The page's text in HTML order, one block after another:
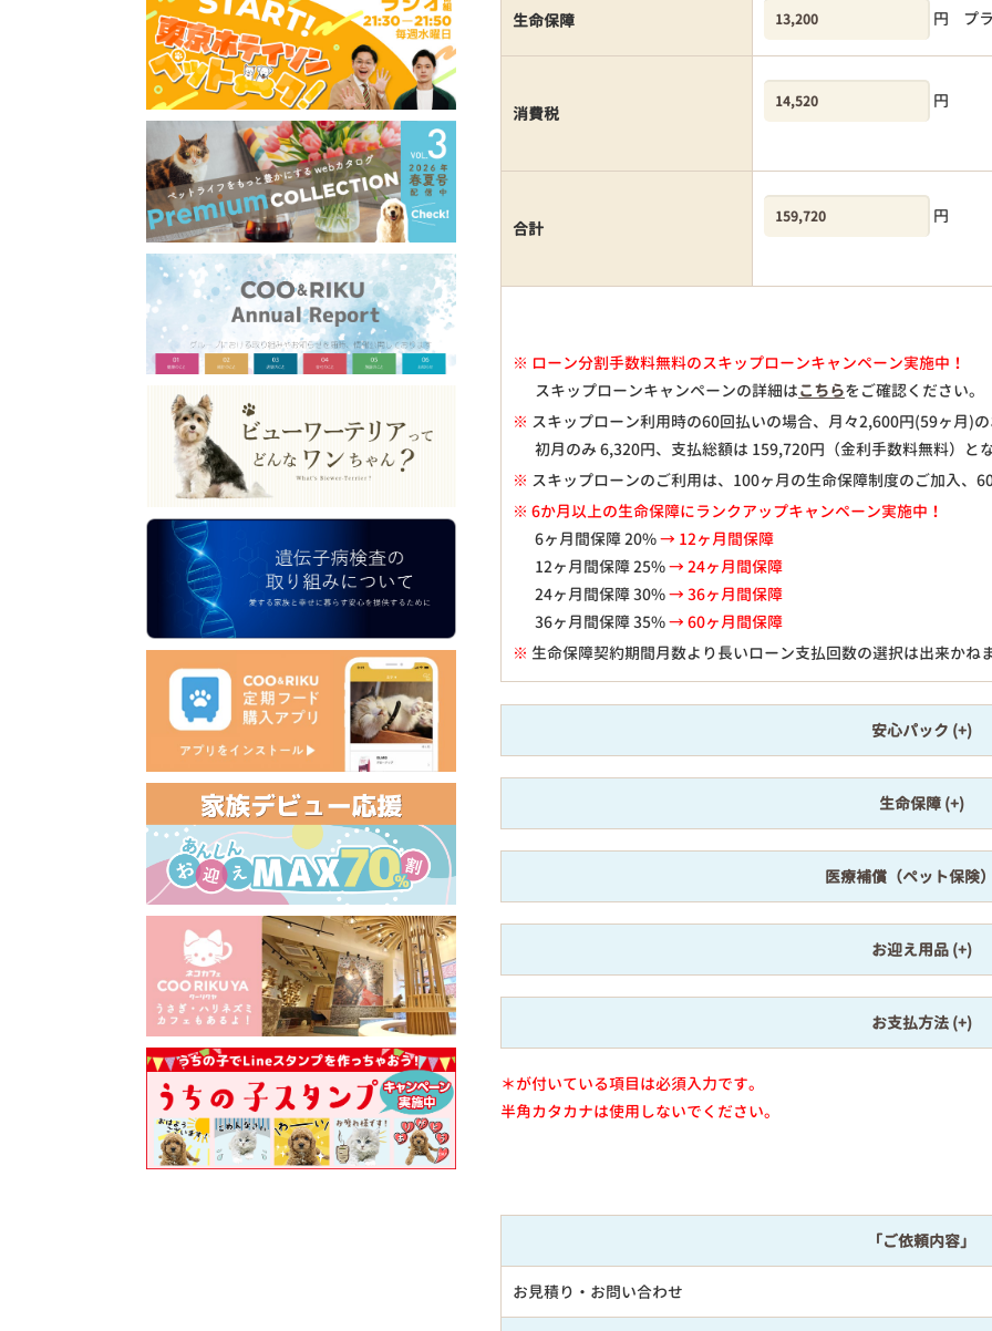
生命保障 円 プ
消費税
円
合計
円
※ ローン分割手数料無料のスキップローンキャンペーン実施中！
スキップローンキャンペーンの詳細はこちらをご確認ください。
※ スキップローン利用時の60回払いの場合、月々2,600円(59ヶ月)
初月のみ 6,320円、支払総額は 159,720円（金利手数料無料）と
※ スキップローンのご利用は、100ヶ月の生命保障制度のご加入、
※ 6か月以上の生命保障にランクアップキャンペーン実施中！
6ヶ月間保障 20%→ 12ヶ月間保障
12ヶ月間保障 25%→ 24ヶ月間保障
24ヶ月間保障 30%→ 36ヶ月間保障
36ヶ月間保障 35%→ 60ヶ月間保障
※ 生命保障契約期間月数より長いローン支払回数の選択は出来かね
安心パック
生命保障
医療補償（ペット保険
お迎え用品
お支払方法
＊が付いている項目は必須入力です。
半角カタカナは使用しないでください。
「ご依頼内容」
お見積り・お問い合わせ